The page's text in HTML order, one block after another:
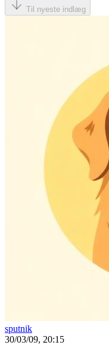
Til nyeste indlæg
sputnik
30/03/09, 20:15